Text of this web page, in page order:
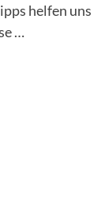
helfen uns
…